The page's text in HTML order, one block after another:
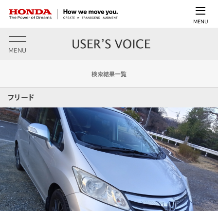
MENU
MENU
検索結果一覧
フリード